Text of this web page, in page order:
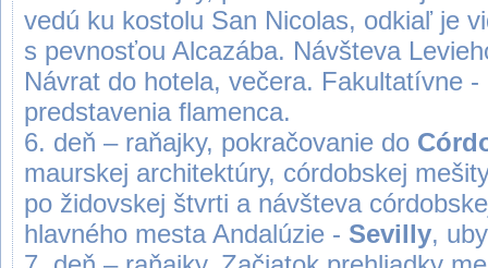
vedú ku kostolu San Nicolas, odkiaľ je
s pevnosťou Alcazába. Návšteva
Návrat do hotela, večera. Fakultatívne
predstavenia flamenca.
6. deň – raňajky, pokračovanie do
maurskej architektúry, córdobskej
po židovskej štvrti a návšteva
hlavného mesta Andalúzie - Sevilly,